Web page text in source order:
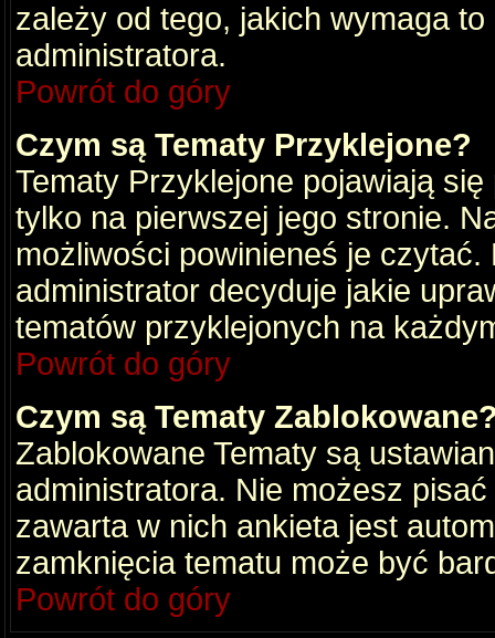
zależy od tego, jakich wymaga
administratora.
Powrót do góry
Czym są Tematy Przyklejone?
Tematy Przyklejone pojawiają
tylko na pierwszej jego stronie.
możliwości powinieneś je czytać.
administrator decyduje jakie
tematów przyklejonych na
Powrót do góry
Czym są Tematy
Zablokowane Tematy są
administratora. Nie możesz
zawarta w nich ankieta jest
zamknięcia tematu może być
Powrót do góry